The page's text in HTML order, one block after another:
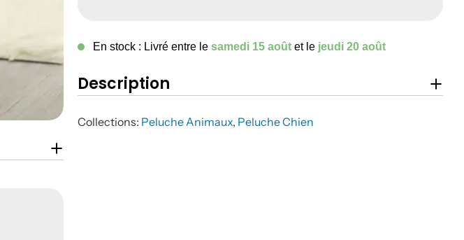
En stock : Livré entre lesamedi 15 août et le jeudi 20 août
Description
Collections: Peluche Animaux, Peluche Chien